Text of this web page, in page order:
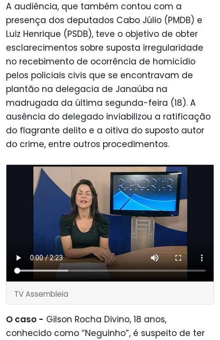
A audiência, que também contou com a
presença dos deputados Cabo Júlio (PMDB) e
Luiz Henrique (PSDB), teve o objetivo de obter
esclarecimentos sobre suposta irregularidade
no recebimento de ocorrência de homicídio
pelos policiais civis que se encontravam de
plantão na delegacia de Janaúba na
madrugada da última segunda-feira (18). A
ausência do delegado inviabilizou a ratificação
do flagrante delito e a oitiva do suposto autor
do crime, entre outros procedimentos.
TV Assembleia
O caso - Gilson Rocha Divino, 18 anos,
conhecido como “Neguinho”, é suspeito de ter